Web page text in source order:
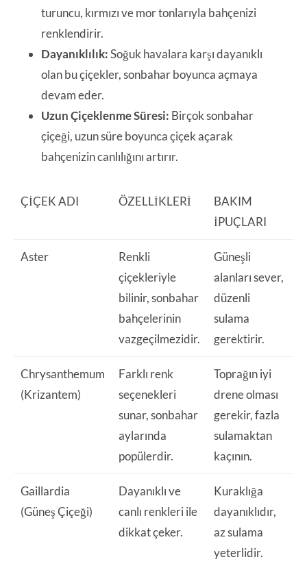
turuncu, kırmızı ve mor tonlarıyla bahçenizi
renklendirir.
Dayanıklılık:Soğuk havalara karşı dayanıklı
olan bu çiçekler, sonbahar boyunca açmaya
devam eder.
Uzun Çiçeklenme Süresi: Birçok sonbahar
çiçeği, uzun süre boyunca çiçek açarak
bahçenizin canlılığını artırır.
ÇIÇEK ADI ÖZELLIKLERI
BAKIM
İPUÇLARI
Aster
Renkli
çiçekleriyle
bilinir, sonbahar
bahçelerinin
vazgeçilmezidir.
Güneşli
alanları sever,
düzenli
sulama
gerektirir.
Chrysanthemum
(Krizantem)
Farklı renk
seçenekleri
sunar, sonbahar
aylarında
popülerdir.
Toprağın iyi
drene olması
gerekir, fazla
sulamaktan
kaçının.
Gaillardia
(Güneş Çiçeği)
Dayanıklı ve
canlı renkleri ile
dikkat çeker.
Kuraklığa
dayanıklıdır,
az sulama
yeterlidir.